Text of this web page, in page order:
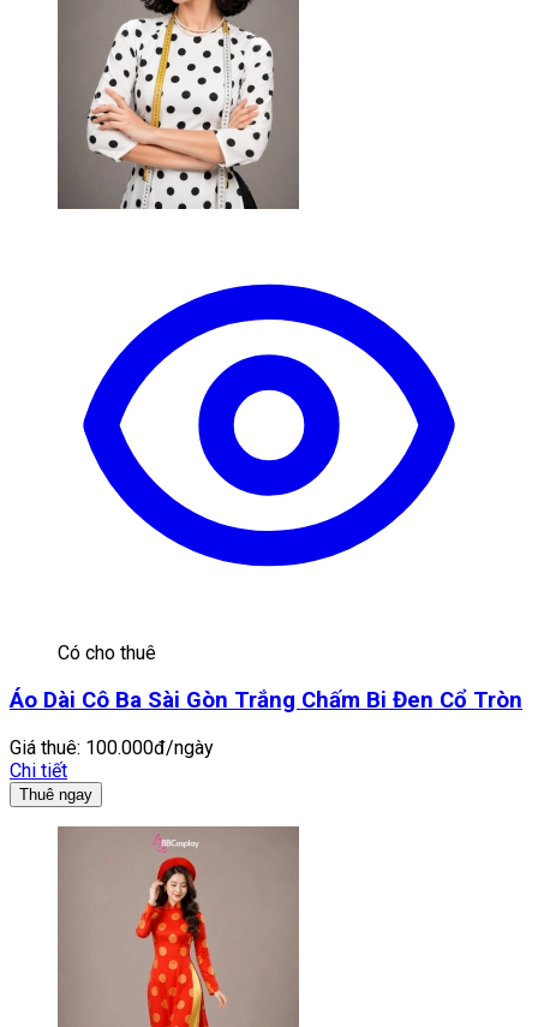
Có cho thuê
Áo Dài Cô Ba Sài Gòn Trắng Chấm Bi Đen Cổ Tròn
Giá thuê: 100.000đ/ngày
Chi tiết
Thuê ngay